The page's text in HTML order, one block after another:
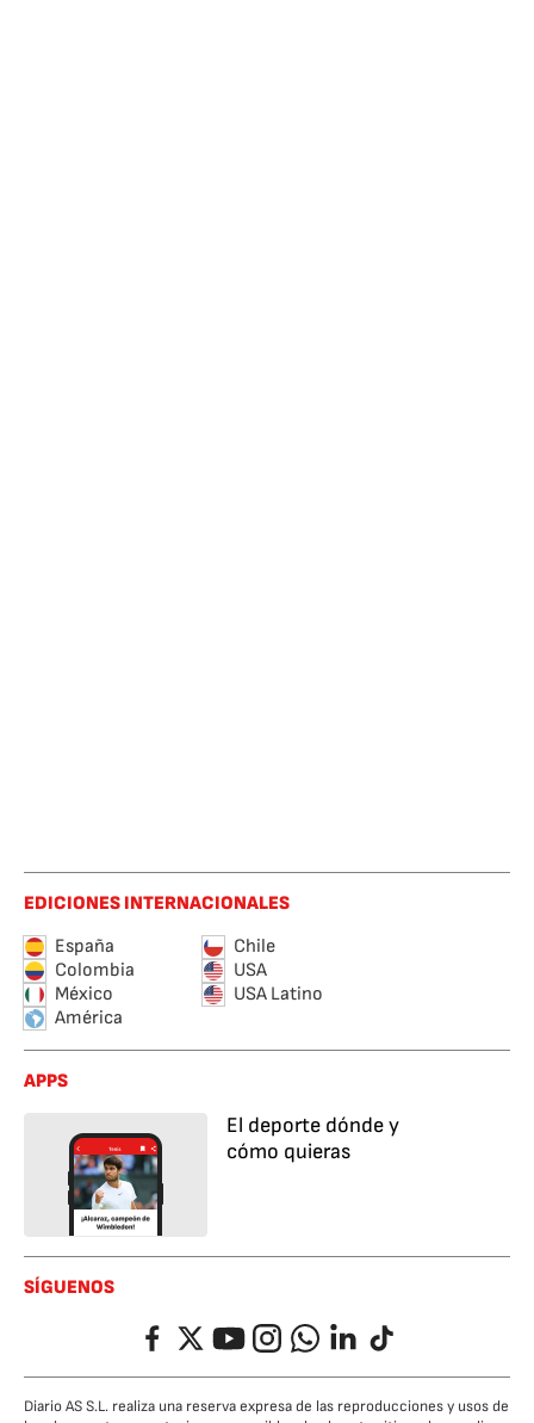
EDICIONES INTERNACIONALES
España
Chile
Colombia
USA
México
USA Latino
América
APPS
El deporte dónde y
cómo quieras
SÍGUENOS
FacebookTwitterYouTubeInstagramWhatsappLinkedIn
TikTok
Diario AS S.L. realiza una reserva expresa de las reproducciones y usos de